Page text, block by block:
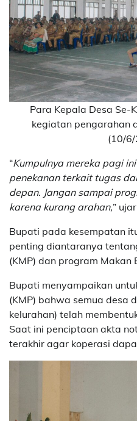
Para Kepala Desa Se-
kegiatan pengarahan
(10/
“Kumpulnya mereka pagi
penekanan terkait tugas
depan. Jangan sampai
karena kurang arahan,”
Bupati pada kesempatan
penting diantaranya
(KMP) dan program Makan
Bupati menyampaikan
(KMP) bahwa semua desa
kelurahan) telah
Saat ini penciptaan akta
terakhir agar koperasi